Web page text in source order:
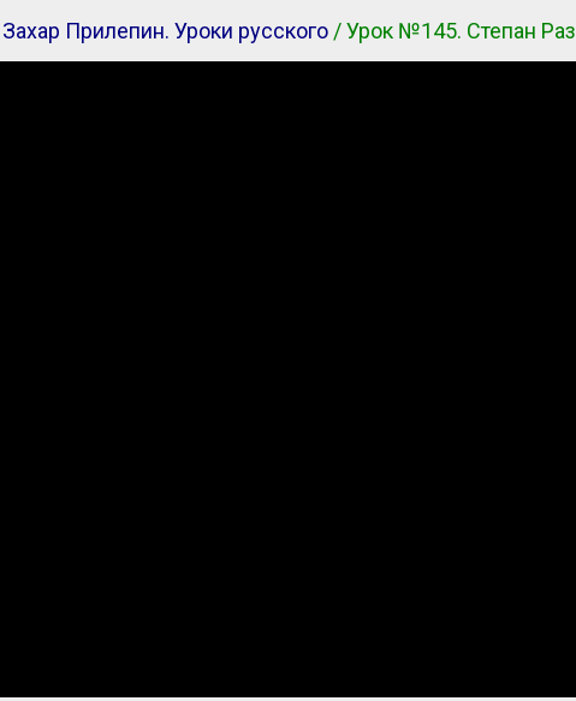
Захар Прилепин. Уроки русского/ Урок №145. Степан